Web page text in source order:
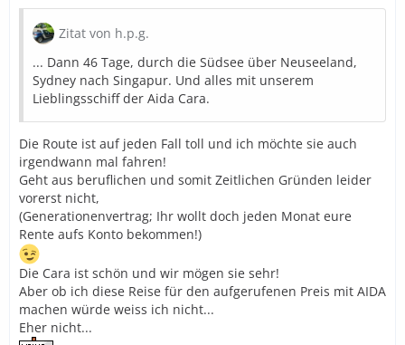
Zitat von h.p.g.
... Dann 46 Tage, durch die Südsee über Neuseeland,
Sydney nach Singapur. Und alles mit unserem
Lieblingsschiff der Aida Cara.
Die Route ist auf jeden Fall toll und ich möchte sie auch
irgendwann mal fahren!
Geht aus beruflichen und somit Zeitlichen Gründen leider
vorerst nicht,
(Generationenvertrag; Ihr wollt doch jeden Monat eure
Rente aufs Konto bekommen!)
Die Cara ist schön und wir mögen sie sehr!
Aber ob ich diese Reise für den aufgerufenen Preis mit AIDA
machen würde weiss ich nicht...
Eher nicht...